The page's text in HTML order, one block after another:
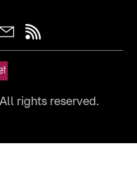
rights reserved.